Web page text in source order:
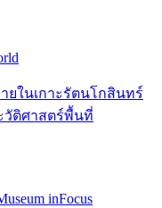
ยในเกาะรัตนโกสินทร์
วัติศาสตร์พื้นที่
inFocus